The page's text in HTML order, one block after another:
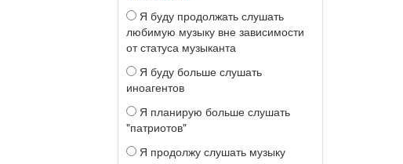
Я буду продолжать слушать
любимую музыку вне зависимости
от статуса музыканта
Я буду больше слушать
иноагентов
Я планирую больше слушать
"патриотов"
Я продолжу слушать музыку